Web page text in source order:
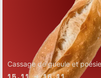
Cassage de gueule et